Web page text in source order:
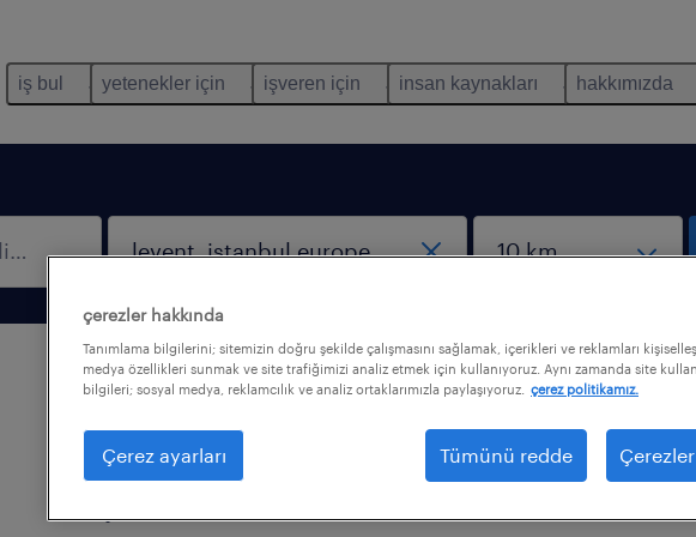
iş bul yetenekler için işveren için insan kaynakları hakkımızda
Bu filtrelerle iş bulamadık. Daha fazla sonuç almak için
filtrenizi değiştirmek isteyebilirsiniz. Aşağıdakiler
çerezler hakkında
Tanımlama bilgilerini; sitemizin doğru şekilde çalışmasını sağlamak, içerikleri ve reklamları
medya özellikleri sunmak ve site trafiğimizi analiz etmek için kullanıyoruz. Aynı zamanda site
bilgileri; sosyal medya, reklamcılık ve analiz ortaklarımızla paylaşıyoruz.
çerez politikamız.
Çerez ayarları Tümünü redde